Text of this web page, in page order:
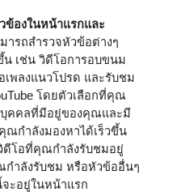
ข้องในหน้าแรกและ
รถสำรวจหัวข้อต่างๆ
น เช่น วิดีโอการอบขนม
พลงแนวโปรด และรับชม
โดยตัวเลือกที่คุณ
บุคคลที่มีอยู่ของคุณและมี
กำลังมองหาได้เร็วขึ้น
ดีโอที่คุณกำลังรับชมอยู่
ำลังรับชม หรือหัวข้ออื่นๆ
ะอยู่ในหน้าแรก